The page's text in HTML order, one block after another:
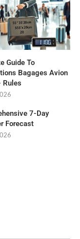
Guide To
Bagages Avion
Rules
7-Day
Forecast